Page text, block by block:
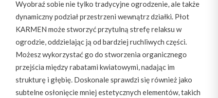
Wyobraź sobie nie tylko tradycyjne ogrodzenie, ale także
dynamiczny podział przestrzeni wewnątrz działki. Płot
KARMEN może stworzyć przytulną strefę relaksu w
ogrodzie, oddzielając ją od bardziej ruchliwych części.
Możesz wykorzystać go do stworzenia organicznego
przejścia między rabatami kwiatowymi, nadając im
strukturę i głębię. Doskonale sprawdzi się również jako
subtelne osłonięcie mniej estetycznych elementów, takich